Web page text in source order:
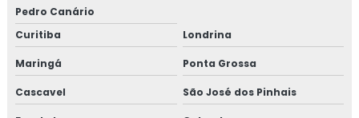
Pedro Canário
Curitiba
Londrina
Maringá Ponta Grossa
Cascavel São José dos Pinhais